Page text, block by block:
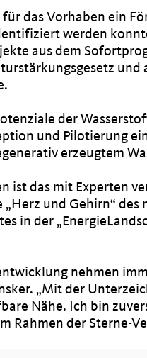
das Vorhaben ein
werden
aus dem
und
der
und Pilotierung
erzeugtem
ist das mit Experten
und Gehirn“ des
in der
nehmen
„Mit der
Nähe. Ich bin
Rahmen der Sterne-